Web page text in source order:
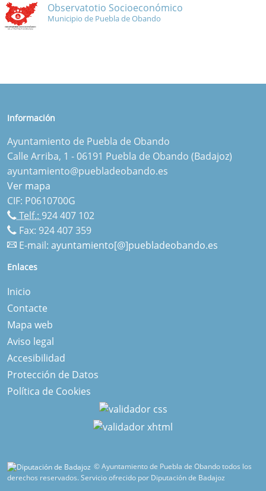
Observatotio Socioeconómico
Municipio de Puebla de Obando
Información
Ayuntamiento de Puebla de Obando
Calle Arriba, 1 - 06191 Puebla de Obando (Badajoz)
ayuntamiento@puebladeobando.es
Ver mapa
CIF: P0610700G
Telf.:924 407 102
Fax: 924 407 359
E-mail: ayuntamiento[@]puebladeobando.es
Enlaces
Inicio
Contacte
Mapa web
Aviso legal
Accesibilidad
Protección de Datos
Política de Cookies
© Ayuntamiento de Puebla de Obando todos los
derechos reservados.Servicio ofrecido por Diputación de Badajoz